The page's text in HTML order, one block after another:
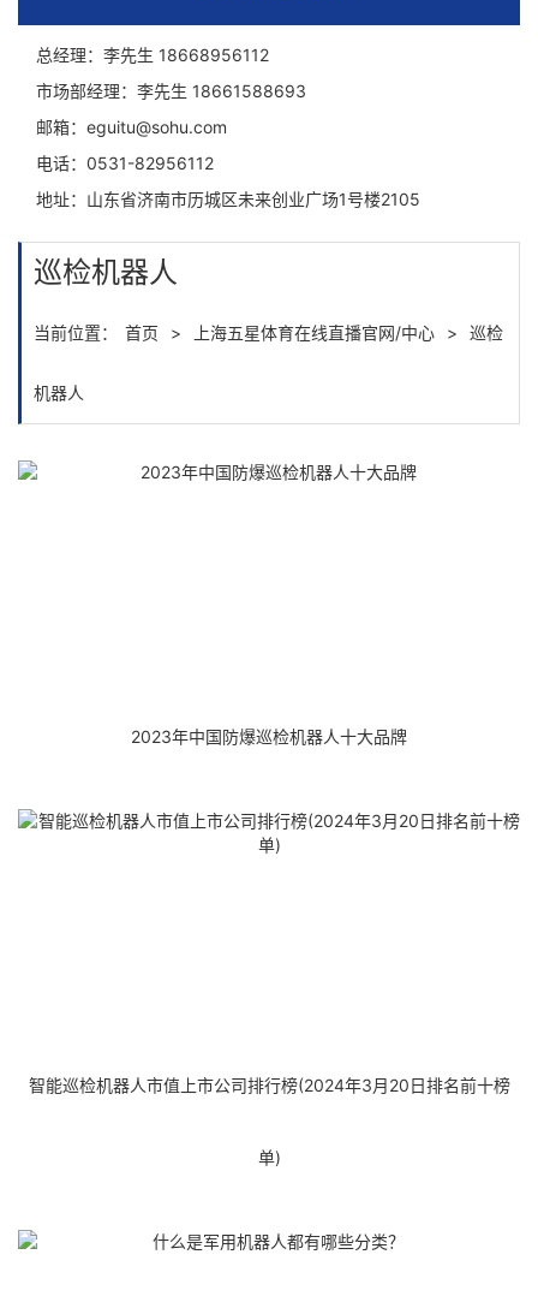
总经理：李先生 18668956112
市场部经理：李先生 18661588693
邮箱： eguitu@sohu.com
电话： 0531-82956112
地址： 山东省济南市历城区未来创业广场1号楼2105
巡检机器人
当前位置： 首页 > 上海五星体育在线直播官网/中心 > 巡检
机器人
2023年中国防爆巡检机器人十大品牌
智能巡检机器人市值上市公司排行榜(2024年3月20日排名前十榜
单)